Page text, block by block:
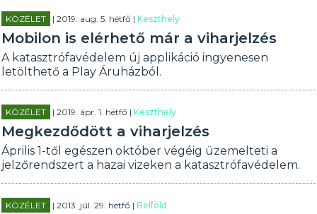
KÖZÉLET | 2019. aug. 5. hétfő |Keszthely
Mobilon is elérhető már a viharjelzés
A katasztrófavédelem új applikáció ingyenesen
letölthető a Play Áruházból.
KÖZÉLET | 2019. ápr. 1. hétfő |Keszthely
Megkezdődött a viharjelzés
Április 1-től egészen október végéig üzemelteti a
jelzőrendszert a hazai vizeken a katasztrófavédelem.
KÖZÉLET | 2013. júl. 29. hétfő |Belföld